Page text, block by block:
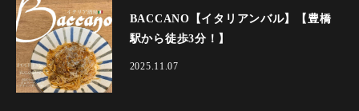
BACCANO【イタリアンバル】【豊橋
駅から徒歩3分！】
2025.11.07